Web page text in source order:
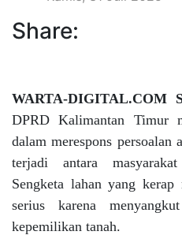
Share:
WARTA-DIGITAL.COM
DPRD Kalimantan Timur
dalam merespons persoalan
terjadi antara
Sengketa lahan yang kerap
serius karena
kepemilikan tanah.